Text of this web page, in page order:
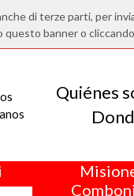
di terze parti, per
questo banner o
Quiénes